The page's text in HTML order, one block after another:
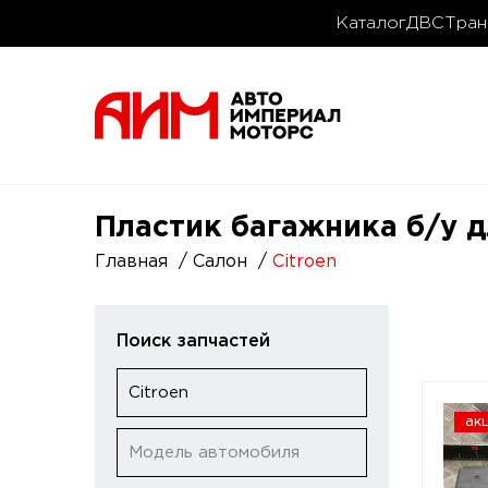
КаталогДВС
Пластик багажника б/у
Главная Салон Citroen
Поиск запчастей
Citroen
Модель автомобиля